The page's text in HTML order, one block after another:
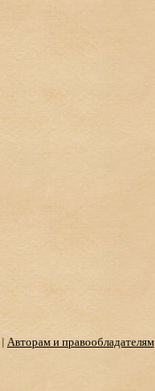
| Авторам и правообладателям